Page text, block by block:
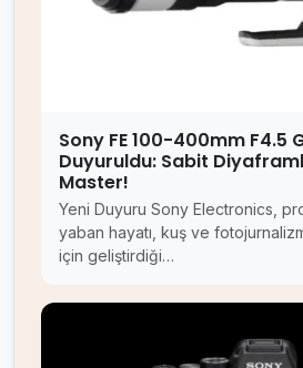
Sony FE 100-400mm F4.5
Duyuruldu: Sabit
Master!
Yeni Duyuru Sony Electronics,
yaban hayatı, kuş ve
için geliştirdiği…